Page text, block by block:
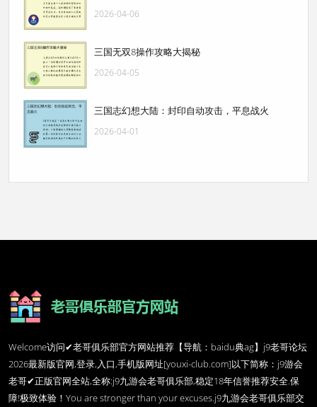
2026-04-06
三国无双8操作攻略大揭秘
2026-04-05
三国志幻想大陆：封印自动攻击，平息战火
2026-04-01
Welcome访问✔老哥俱乐部官方网站推荐【导航：baidu典ag】j9老哥论坛
2026最新版官网,登录,入口,手机版网址[youxi-club.com]以下简称：j9游会
老哥✔正版官网全站,全称:j9九游会老哥俱乐部,稳定18年信誉推荐安全.保
障!极致体验！You are stronger than your excuses.j9九游会老哥俱乐部交